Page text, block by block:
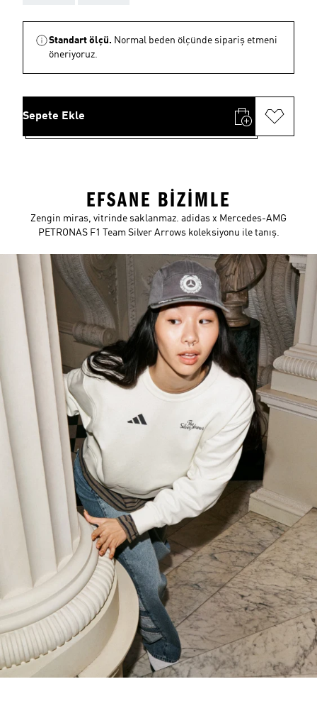
Standart ölçü. Normal beden ölçünde sipariş etmeni
öneriyoruz.
Sepete Ekle
EFSANE BİZİMLE
Zengin miras, vitrinde saklanmaz. adidas x Mercedes-AMG
PETRONAS F1 Team Silver Arrows koleksiyonu ile tanış.